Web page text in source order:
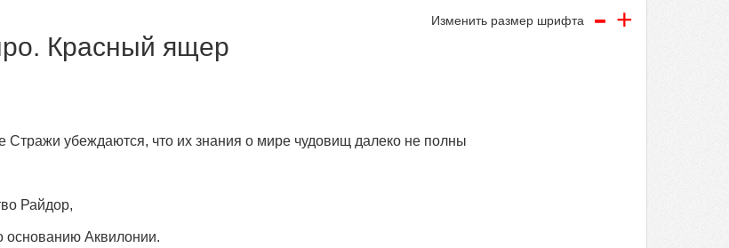
Изменить размер шрифта - +
Красный ящер
Стражи убеждаются, что их знания о мире чудовищ далеко не полны
Райдор,
основанию Аквилонии.